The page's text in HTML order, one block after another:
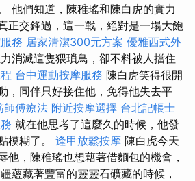
他們知道，陳稚瑤和陳白虎的實力
正交鋒過，這一戰，絕對是一場大飽
務 居家清潔300元方案 優雅西式外
消滅這隻猥瑣鳥，卻不料被人擋住
台中運動按摩服務 陳白虎笑得很開
，同伴只好接住他，免得他失去平
師傅療法 附近按摩選擇 台北記帳士
就在他思考了這麼久的時候，他發
模糊了。 逢甲放鬆按摩 陳白虎今天
他，陳稚瑤也想藉著借麵包的機會，
蘊藏著豐富的靈靈石礦藏的時候，